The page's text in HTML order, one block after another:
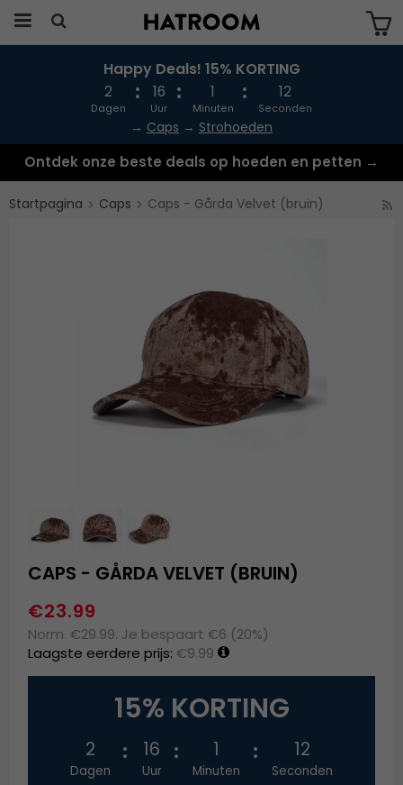
Produkten har blivit tillagd i varukorgen
Happy Deals! 15% KORTING
2
Dagen
16
Uur
1
Minuten
12
Seconden
→ Caps → Strohoeden
Ontdek onze beste deals op hoeden en petten →
Startpagina Caps Caps - Gårda Velvet (bruin)
CAPS - GÅRDA VELVET (BRUIN)
€23.99
Norm. €29.99. Je bespaart €6 (20%)
Laagste eerdere prijs: €9.99
15% KORTING
2
Dagen
16
Uur
1
Minuten
12
Seconden